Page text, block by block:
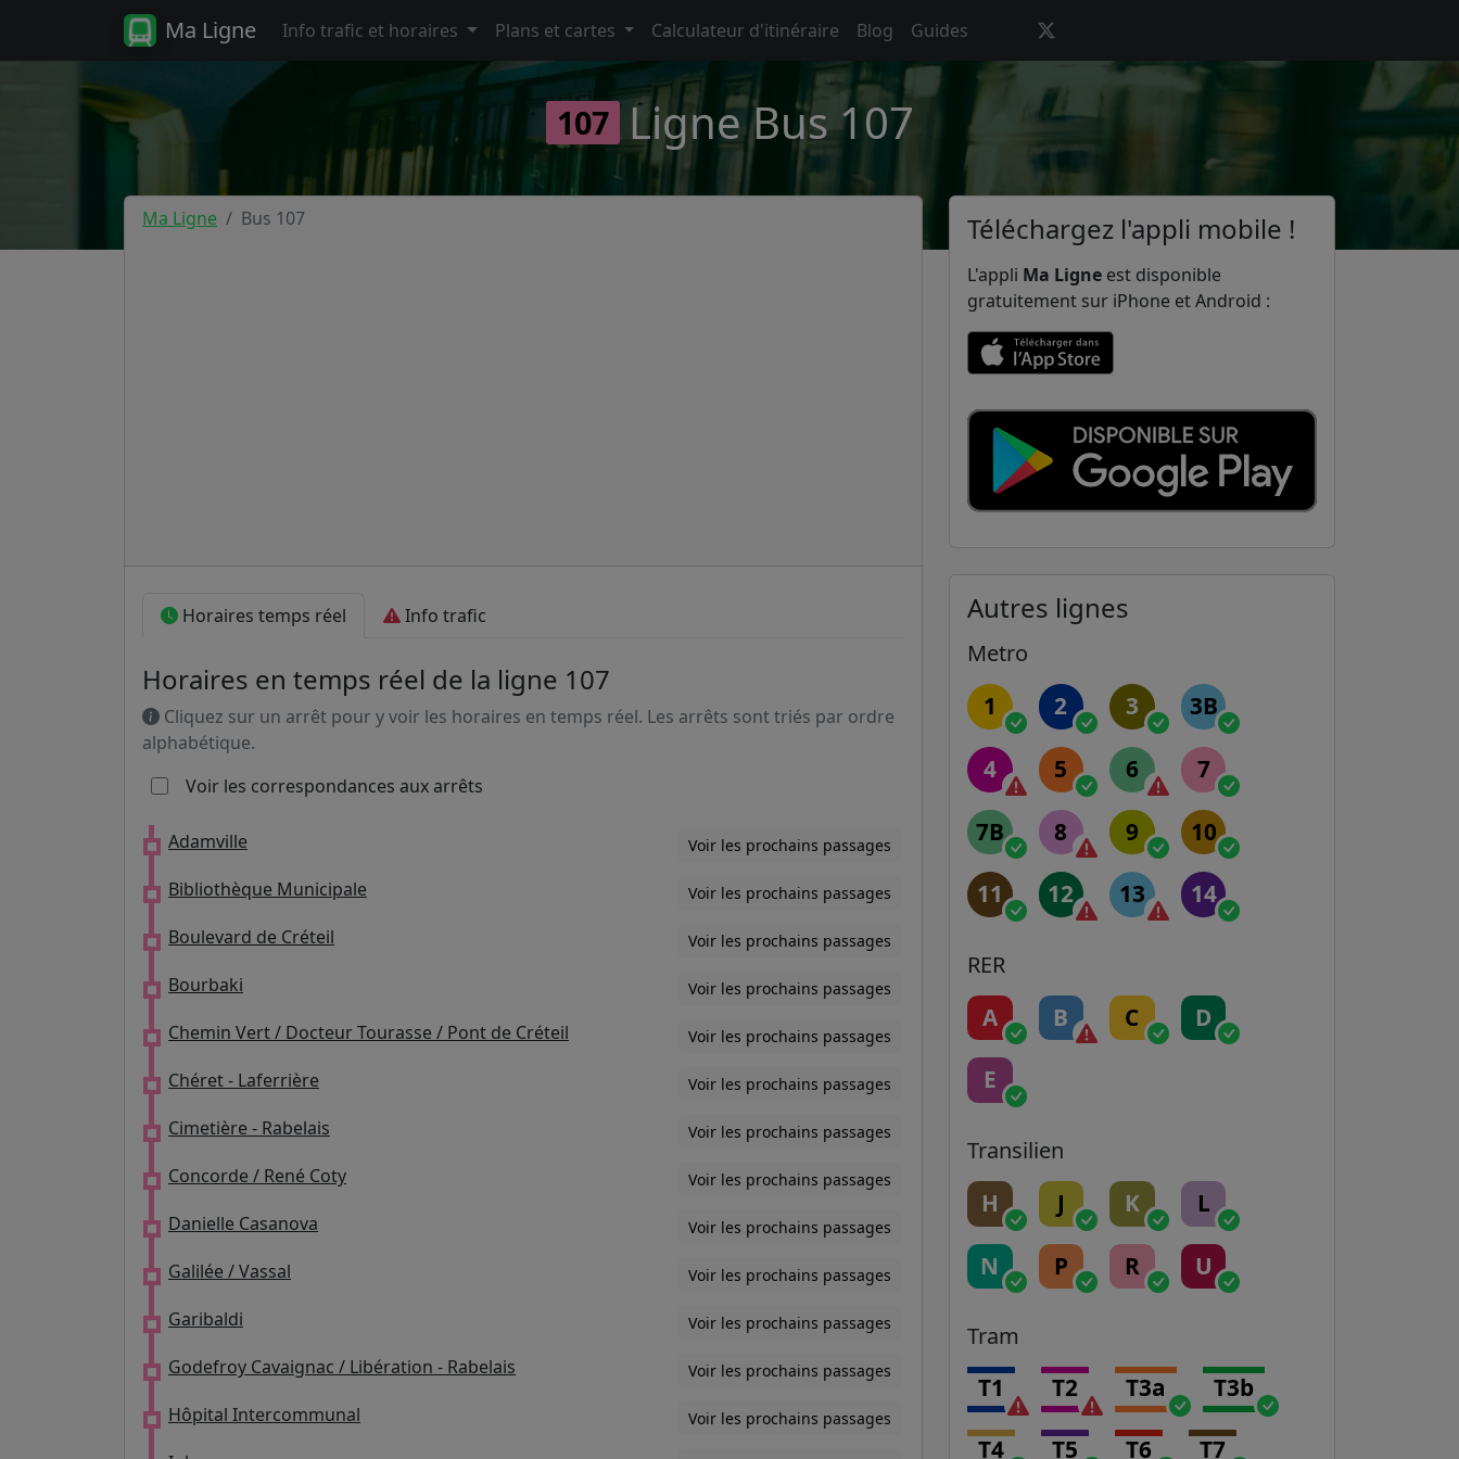
Ma Ligne Info trafic et horaires Plans et cartes Calculateur d'itinéraire Blog Guides
107 Ligne Bus 107
Ma Ligne Bus 107
Horaires temps réel Info trafic
Horaires en temps réel de la ligne 107
Cliquez sur un arrêt pour y voir les horaires en temps réel. Les arrêts sont triés par ordre
alphabétique.
Voir les correspondances aux arrêts
Adamville Voir les prochains passages
Bibliothèque Municipale Voir les prochains passages
Boulevard de Créteil Voir les prochains passages
Bourbaki Voir les prochains passages
Chemin Vert / Docteur Tourasse / Pont de Créteil Voir les prochains passages
Chéret - Laferrière Voir les prochains passages
Cimetière - Rabelais Voir les prochains passages
Concorde / René Coty Voir les prochains passages
Danielle Casanova Voir les prochains passages
Galilée / Vassal Voir les prochains passages
Garibaldi Voir les prochains passages
Godefroy Cavaignac / Libération - Rabelais Voir les prochains passages
Hôpital Intercommunal Voir les prochains passages
Téléchargez l'appli mobile !
L'appli Ma Ligne est disponible
gratuitement sur iPhone et Android :
Autres lignes
Metro
1 2 3 3B
4 5 6 7
7B 8 9 10
11 12 13 14
RER
A B C D
E
Transilien
H J K L
N P R U
Tram
T1 T2 T3a T3b
T4 T5 T6 T7